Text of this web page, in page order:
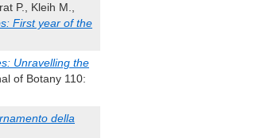
P., Kleih M.,
First year of the
Unravelling the
of Botany 110:
della